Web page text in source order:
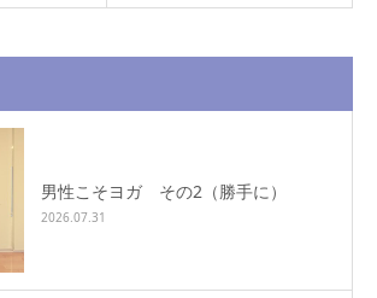
男性こそヨガ その2（勝手に）
2026.07.31